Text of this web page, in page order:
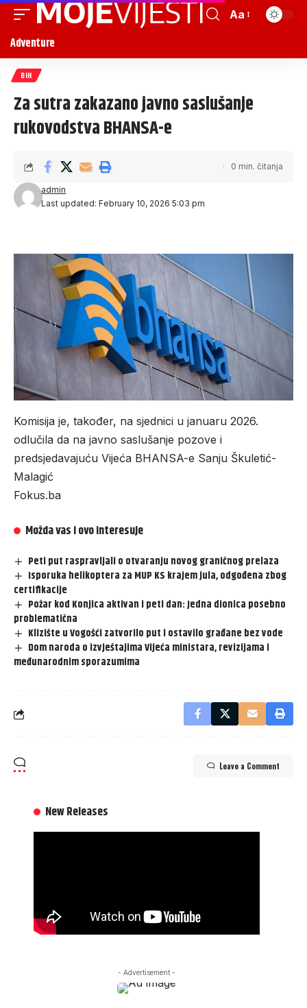
Aa
Adventure
BIH
Za sutra zakazano javno saslušanje
rukovodstva BHANSA-e
Last updated: February 10, 2026 5:03 pm
admin
0 min. čitanja
Komisija je, također, na sjednici u januaru 2026.
odlučila da na javno saslušanje pozove i
predsjedavajuću Vijeća BHANSA-e Sanju Škuletić-
Malagić
Fokus.ba
Možda vas i ovo interesuje
Peti put raspravljali o otvaranju novog graničnog prelaza
Isporuka helikoptera za MUP KS krajem jula, odgođena zbog
certifikacije
Požar kod Konjica aktivan i peti dan: Jedna dionica posebno
problematična
Klizište u Vogošći zatvorilo put i ostavilo građane bez vode
Dom naroda o izvještajima Vijeća ministara, revizijama i
međunarodnim sporazumima
Leave a Comment
New Releases
- Advertisement -